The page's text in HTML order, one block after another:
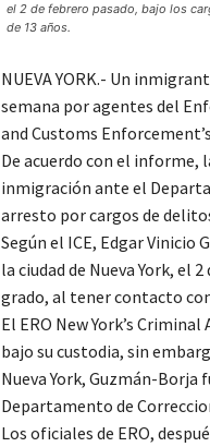
el 2 de febrero pasado, bajo los
de 13 años.
NUEVA YORK.- Un
semana por agentes del
and Customs
De acuerdo con el informe,
inmigración ante el
arresto por cargos de
Según el ICE, Edgar
la ciudad de Nueva York, el
grado, al tener contacto
El ERO New York’s
bajo su custodia, sin
Nueva York, Guzmán-
Departamento de
Los oficiales de ERO,